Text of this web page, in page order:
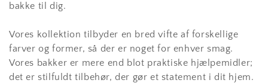
bakke til dig.
Vores kollektion tilbyder en bred vifte af forskellige
farver og former, så der er noget for enhver smag.
Vores bakker er mere end blot praktiske hjælpemidler;
det er stilfuldt tilbehør, der gør et statement i dit hjem.